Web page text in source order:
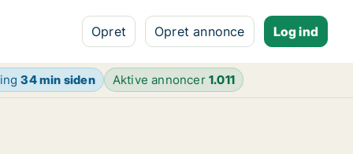
Opret Opret annonce Log ind
34 min siden Aktive annoncer1.011